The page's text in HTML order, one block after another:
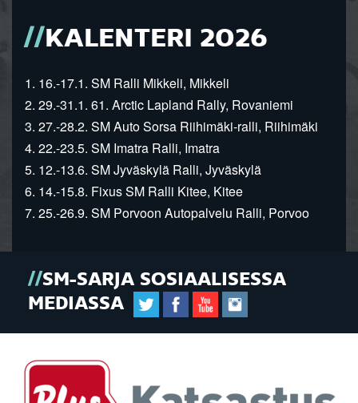
KALENTERI 2026
1. 16.-17.1. SM Ralli Mikkeli, Mikkeli
2. 29.-31.1. 61. Arctic Lapland Rally, Rovaniemi
3. 27.-28.2. SM Auto Sorsa Riihimäki-ralli, Riihimäki
4. 22.-23.5. SM Imatra Ralli, Imatra
5. 12.-13.6. SM Jyväskylä Ralli, Jyväskylä
6. 14.-15.8. Fixus SM Ralli Kitee, Kitee
7. 25.-26.9. SM Porvoon Autopalvelu Ralli, Porvoo
SM-SARJA SOSIAALISESSA
MEDIASSA